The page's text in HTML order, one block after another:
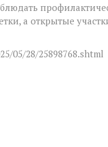
а открытые
05/28/25898768.shtml